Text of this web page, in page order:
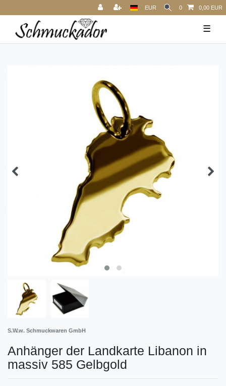
EUR 0 0,00 EUR
☰
S.W.w. Schmuckwaren GmbH
Anhänger der Landkarte Libanon in
massiv 585 Gelbgold